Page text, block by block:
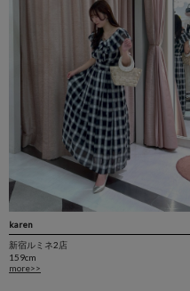
karen
新宿ルミネ2店
159cm
more>>